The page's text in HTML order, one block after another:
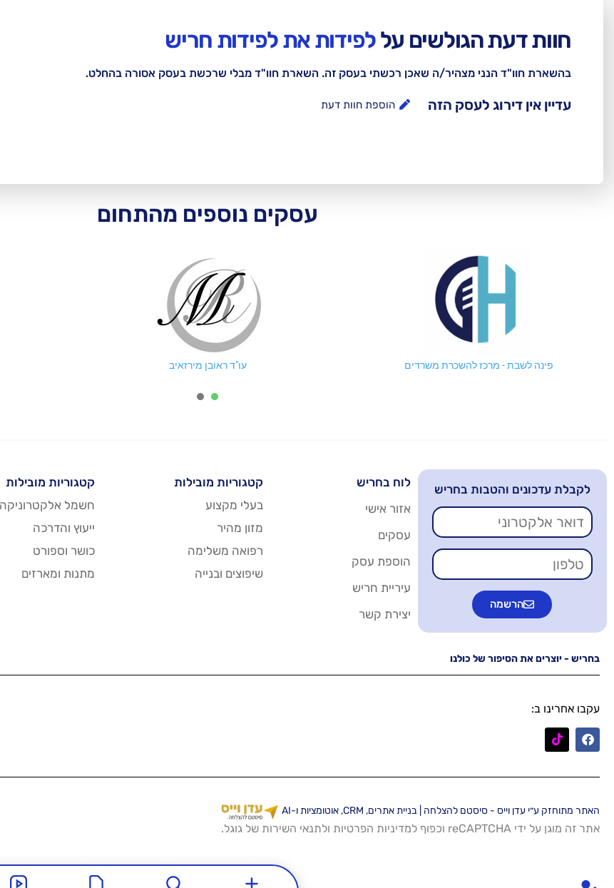
חוות דעת הגולשים עללפידות את לפידות חריש
בהשארת חוו"ד הנני מצהיר/ה שאכן רכשתי בעסק זה. השארת חוו"ד מבלי שרכשת בעסק אסורה בהחלט.
עדיין אין דירוג לעסק הזה הוספת חוות דעת
עסקים נוספים מהתחום
פינה לשבת - מרכז להשכרת משרדים עו"ד ראובן מירזאיב
לקבלת עדכונים והטבות בחריש
הרשמה
לוח בחריש
אזור אישי
עסקים
הוספת עסק
עיריית חריש
יצירת קשר
קטגוריות מובילות
בעלי מקצוע
מזון מהיר
רפואה משלימה
שיפוצים ובנייה
קטגוריות מובילות
חשמל אלקטרוניקה
ייעוץ והדרכה
כושר וספורט
מתנות ומארזים
בחריש - יוצרים את הסיפור של כולנו
עקבו אחרינו ב:
האתר מתוחזק ע״י עדן וייס - סיסטם להצלחה | בניית אתרים, CRM, אוטומציות ו-AI
אתר זה מוגן על ידי reCAPTCHA וכפוף ל מדיניות הפרטיות ולתנאי השירות של גוגל.